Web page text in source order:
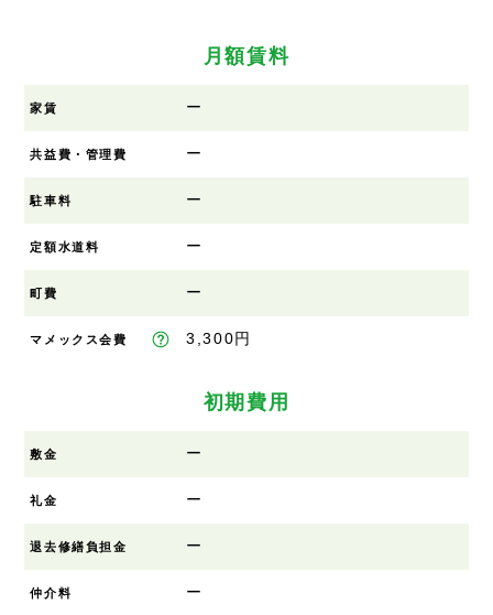
月額賃料
家賃 ー
共益費・管理費 ー
駐車料 ー
定額水道料 ー
町費 ー
マメックス会費 3,300円
初期費用
敷金 ー
礼金 ー
退去修繕負担金 ー
仲介料 ー